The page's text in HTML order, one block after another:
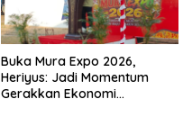
Buka Mura Expo 2026,
Heriyus: Jadi Momentum
Gerakkan Ekonomi